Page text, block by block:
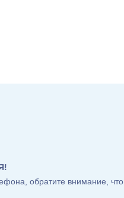
обратите внимание, что